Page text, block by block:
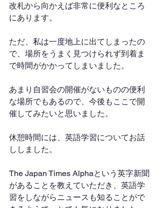
改札から向かえば非常に便利なところ
にあります。
ただ、私は一度地上に出てしまったの
で、場所をうまく見つけられず到着ま
で時間がかかってしまいました。
あまり自習会の開催がないものの便利
な場所でもあるので、今後もここで開
催してみたいと思いました。
休憩時間には、英語学習についてお話
ししました。
The Japan Times Alphaという英字新聞
があることを教えていただき、英語学
習をしながらニュースも知ることがで